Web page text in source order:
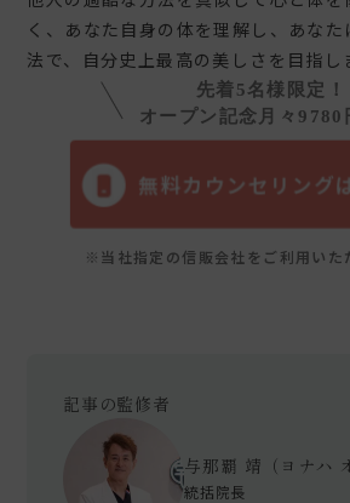
く、あなた自身の体を理解し、あな
法で、自分史上最高の美しさを目指し
先着5名様限定！
オープン記念月々
無料カウンセリング
※当社指定の信販会社をご利用いた
記事の監修者
与那覇 靖（ヨナハ
統括院長